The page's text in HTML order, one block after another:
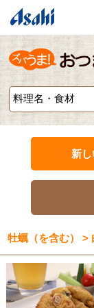
新
牡蠣（を含む）